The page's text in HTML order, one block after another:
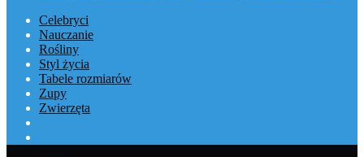
Celebryci
Nauczanie
Rośliny
Styl życia
Tabele rozmiarów
Zupy
Zwierzęta